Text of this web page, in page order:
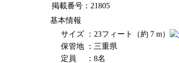
掲載番号： 21805
基本情報
サイズ
：23フィート（約 7 m）
保管地
：三重県
定員
：8名